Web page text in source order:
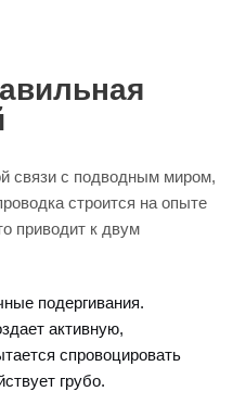
связи с подводным миром,
строится на опыте
приводит к двум
подергивания.
активную,
спровоцировать
грубо.